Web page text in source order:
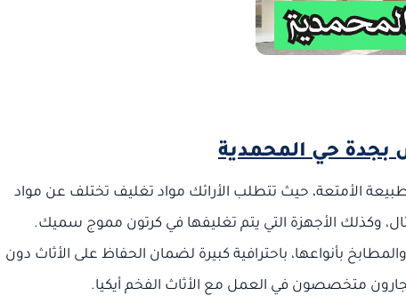
حي المحمدية
الأمتعة، حيث تتطلب الأرائك مواد تغليف تختلف عن مواد
وكذلك الأجهزة التي يتم تغليفها في كرتون مموج سميك.
بأنواعها، باحترافية كبيرة لضمان الحفاظ على الأثاث دون
متخصصون في العمل مع الأثاث الفخم أيكيا.